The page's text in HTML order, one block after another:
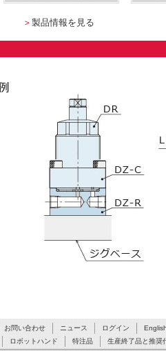
＞ 製品情報を見る
お問い合わせ ニュース ログイン
ロボットハンド 特注品 生産終了品と推奨